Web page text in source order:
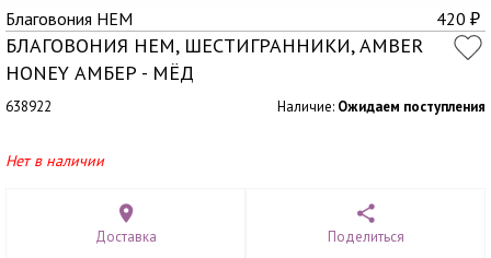
Благовония HEM 420 ₽
БЛАГОВОНИЯ HEM, ШЕСТИГРАННИКИ, AMBER
HONEY АМБЕР - МЁД
638922 Наличие: Ожидаем поступления
Нет в наличии
Доставка Поделиться